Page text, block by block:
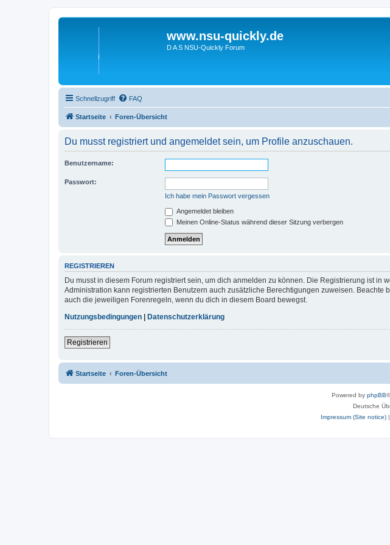
www.nsu-quickly.de
D A S NSU-Quickly Forum
Schnellzugriff FAQ
Startseite Foren-Übersicht
Du musst registriert und angemeldet sein, um Profile anzuschauen.
Benutzername:
Passwort:
Ich habe mein Passwort vergessen
Angemeldet bleiben
Meinen Online-Status während dieser Sitzung verbergen
REGISTRIEREN
Du musst in diesem Forum registriert sein, um dich anmelden zu können. Die Registrierung ist
Administration kann registrierten Benutzern auch zusätzliche Berechtigungen zuweisen.
auch die jeweiligen Forenregeln, wenn du dich in diesem Board bewegst.
Nutzungsbedingungen | Datenschutzerklärung
Registrieren
Startseite Foren-Übersicht
Powered by phpBB
Deutsche
Impressum (Site notice) |